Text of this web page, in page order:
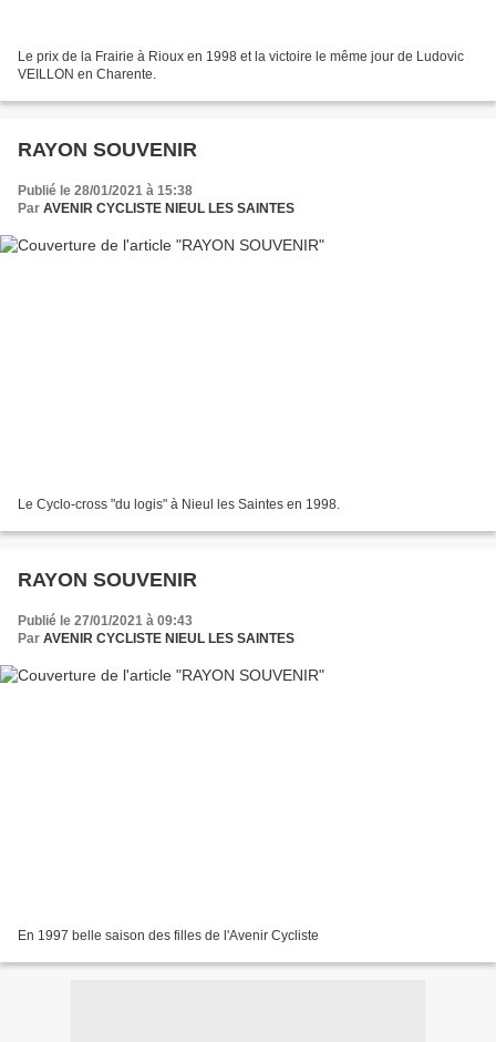
Le prix de la Frairie à Rioux en 1998 et la victoire le même jour de Ludovic
VEILLON en Charente.
RAYON SOUVENIR
Publié le 28/01/2021 à 15:38
Par AVENIR CYCLISTE NIEUL LES SAINTES
Le Cyclo-cross "du logis" à Nieul les Saintes en 1998.
RAYON SOUVENIR
Publié le 27/01/2021 à 09:43
Par AVENIR CYCLISTE NIEUL LES SAINTES
En 1997 belle saison des filles de l'Avenir Cycliste